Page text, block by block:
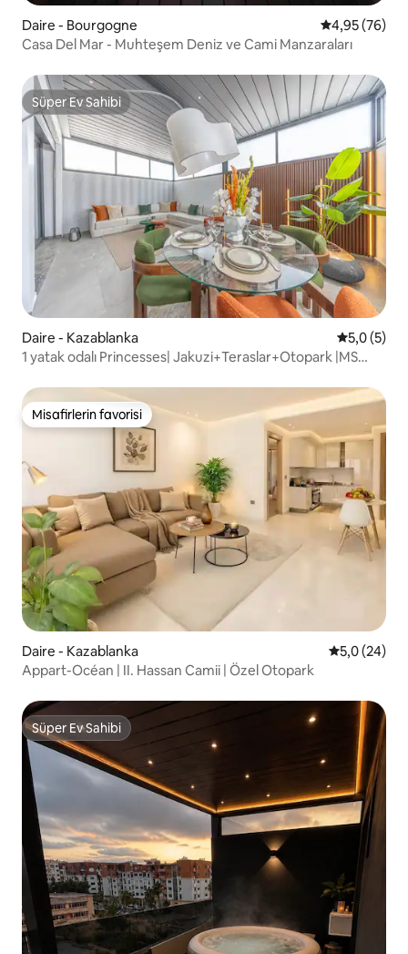
Daire - Bourgogne 5 üzerinden
4,95 (76)
Casa Del Mar - Muhteşem Deniz ve Cami Manzaraları
Süper Ev Sahibi
Süper Ev Sahibi
Daire - Kazablanka 55,0 (5)
1 yatak odalı Princesses| Jakuzi+Teraslar+Otopark |MS
Misafirlerin favorisi
Misafirlerin favorisi
Daire - Kazablanka 5 üzerinden
5,0 (24)
Appart-Océan | II. Hassan Camii | Özel Otopark
Süper Ev Sahibi
Süper Ev Sahibi